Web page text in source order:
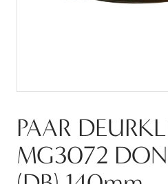
PAAR
MG3072